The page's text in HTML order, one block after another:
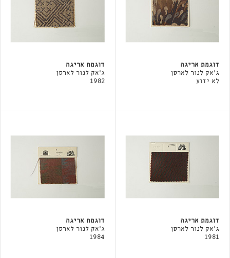
דוגמת אריגה
ג'אק לנור לארסן
לא ידוע
דוגמת אריגה
ג'אק לנור לארסן
1982
דוגמת אריגה
ג'אק לנור לארסן
1981
דוגמת אריגה
ג'אק לנור לארסן
1984